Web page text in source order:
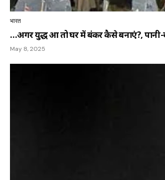
भारत
…अगर युद्ध हुआ तो घर में बंकर कैसे बनाएं?, पानी-
May 8, 2025